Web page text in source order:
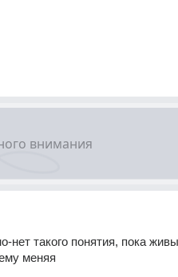
нет такого понятия, пока
меняя